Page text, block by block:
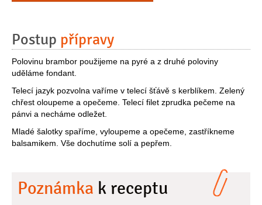
Postup přípravy
Polovinu brambor použijeme na pyré a z druhé poloviny
uděláme fondant.
Telecí jazyk pozvolna vaříme v telecí šťávě s kerblíkem. Zelený
chřest oloupeme a opečeme. Telecí filet zprudka pečeme na
pánvi a necháme odležet.
Mladé šalotky spaříme, vyloupeme a opečeme, zastříkneme
balsamikem. Vše dochutíme solí a pepřem.
Poznámka k receptu